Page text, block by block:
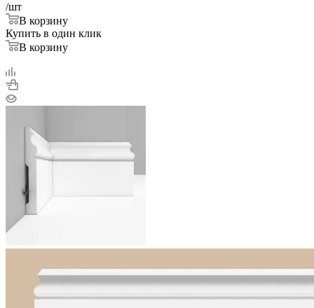
/шт
В корзину
Купить в один клик
В корзину